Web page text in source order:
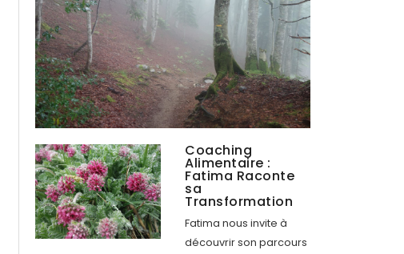
Coaching
Alimentaire :
Fatima Raconte
sa
Transformation
Fatima nous invite à
découvrir son parcours